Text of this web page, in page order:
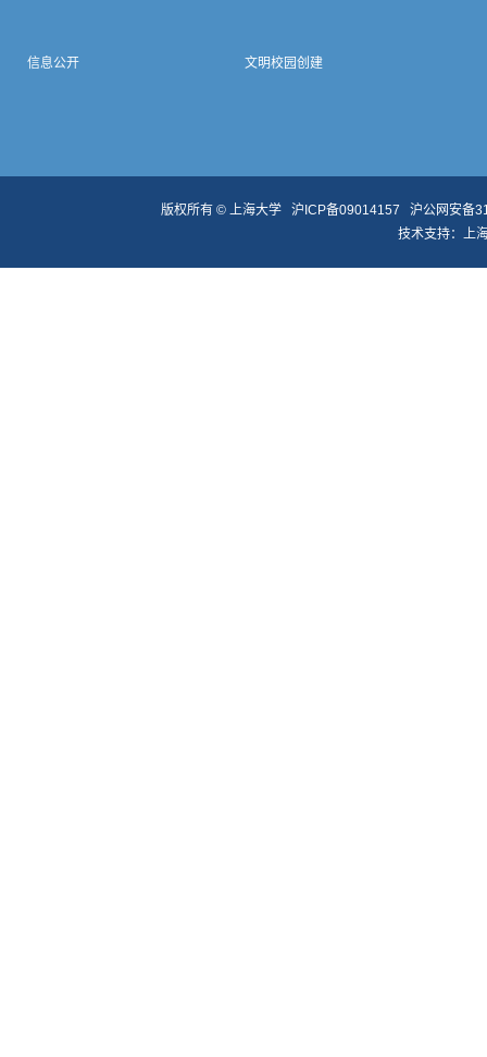
信息公开 文明校园创建
版权所有 © 上海大学 沪ICP备09014157
沪公网安备
技术支持：上